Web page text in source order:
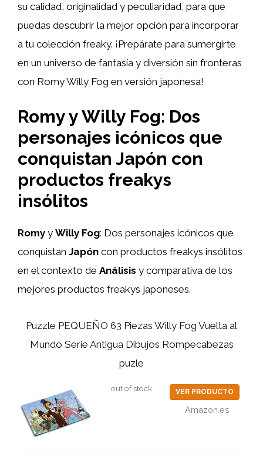
su calidad, originalidad y peculiaridad, para que
puedas descubrir la mejor opción para incorporar
a tu colección freaky. ¡Prepárate para sumergirte
en un universo de fantasía y diversión sin fronteras
con Romy Willy Fog en versión japonesa!
Romy y Willy Fog: Dos
personajes icónicos que
conquistan Japón con
productos freakys
insólitos
Romy y Willy Fog: Dos personajes icónicos que
conquistan Japón con productos freakys insólitos
en el contexto de Análisis y comparativa de los
mejores productos freakys japoneses.
Puzzle PEQUEÑO 63 Piezas Willy Fog Vuelta al
Mundo Serie Antigua Dibujos Rompecabezas
puzle
out of stock VER PRODUCTO
Amazon.es